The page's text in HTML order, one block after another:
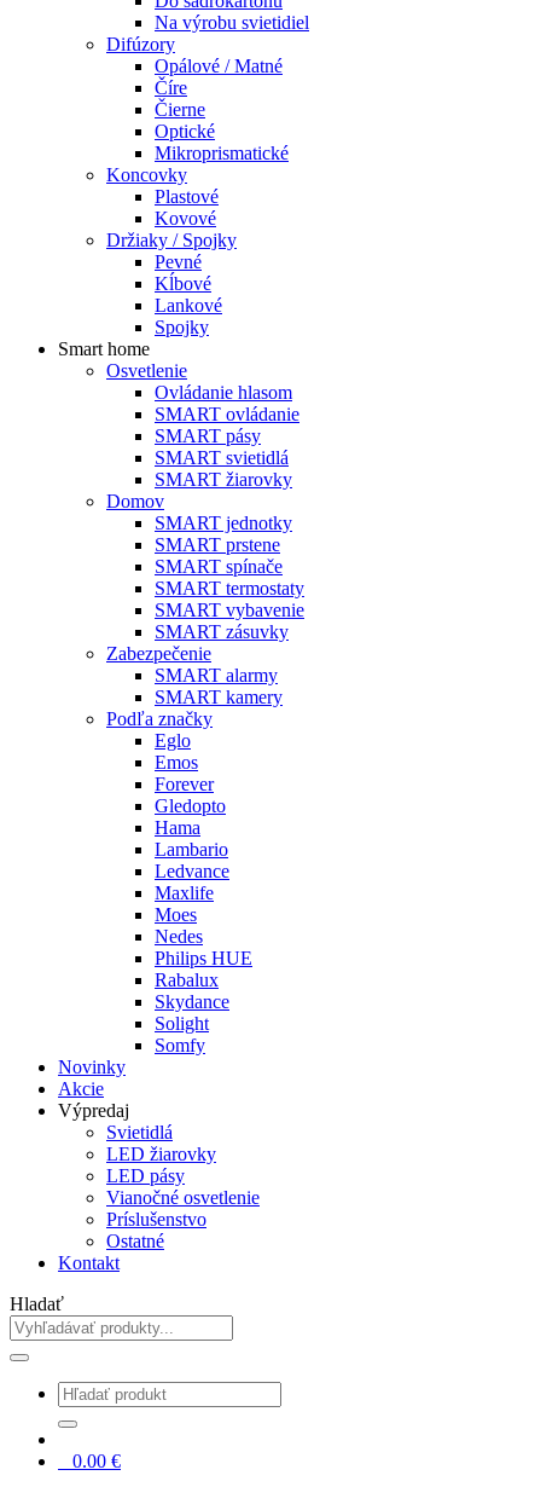
Na výrobu svietidiel
Difúzory
Opálové / Matné
Číre
Čierne
Optické
Mikroprismatické
Koncovky
Plastové
Kovové
Držiaky / Spojky
Pevné
Kĺbové
Lankové
Spojky
Smart home
Osvetlenie
Ovládanie hlasom
SMART ovládanie
SMART pásy
SMART svietidlá
SMART žiarovky
Domov
SMART jednotky
SMART prstene
SMART spínače
SMART termostaty
SMART vybavenie
SMART zásuvky
Zabezpečenie
SMART alarmy
SMART kamery
Podľa značky
Eglo
Emos
Forever
Gledopto
Hama
Lambario
Ledvance
Maxlife
Moes
Nedes
Philips HUE
Rabalux
Skydance
Solight
Somfy
Novinky
Akcie
Výpredaj
Svietidlá
LED žiarovky
LED pásy
Vianočné osvetlenie
Príslušenstvo
Ostatné
Kontakt
Hladať
0.00 €